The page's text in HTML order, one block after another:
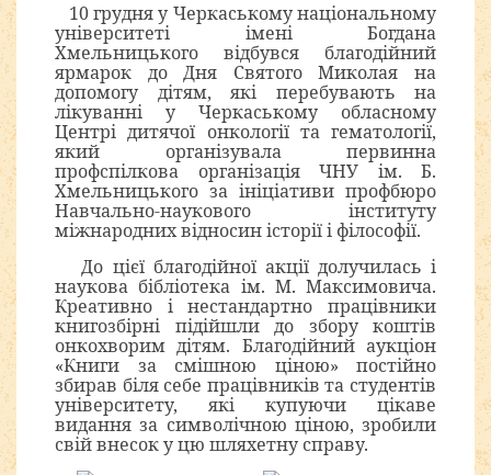
10 грудня у Черкаському національному
університеті імені Богдана
Хмельницького відбувся благодійний
ярмарок до Дня Святого Миколая на
допомогу дітям, які перебувають на
лікуванні у Черкаському обласному
Центрі дитячої онкології та гематології,
який організувала первинна
профспілкова організація ЧНУ ім. Б.
Хмельницького за ініціативи профбюро
Навчально-наукового інституту
міжнародних відносин історії і філософії.
До цієї благодійної акції долучилась і
наукова бібліотека ім. М. Максимовича.
Креативно і нестандартно працівники
книгозбірні підійшли до збору коштів
онкохворим дітям. Благодійний аукціон
«Книги за смішною ціною» постійно
збирав біля себе працівників та студентів
університету, які купуючи цікаве
видання за символічною ціною, зробили
свій внесок у цю шляхетну справу.